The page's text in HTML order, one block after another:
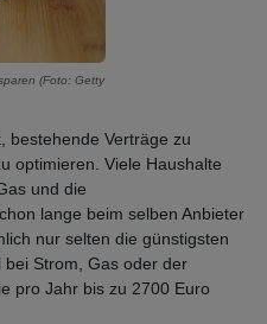
(Foto: Getty
bestehende Verträge zu
optimieren. Viele Haushalte
und die
lange beim selben Anbieter
nur selten die günstigsten
bei Strom, Gas oder der
pro Jahr bis zu 2700 Euro